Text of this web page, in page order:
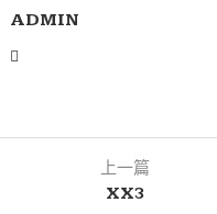
ADMIN
上一篇
XX3